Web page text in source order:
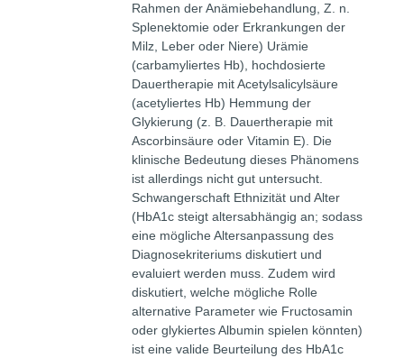
Rahmen der Anämiebehandlung, Z. n.
Splenektomie oder Erkrankungen der
Milz, Leber oder Niere) Urämie
(carbamyliertes Hb), hochdosierte
Dauertherapie mit Acetylsalicylsäure
(acetyliertes Hb) Hemmung der
Glykierung (z. B. Dauertherapie mit
Ascorbinsäure oder Vitamin E). Die
klinische Bedeutung dieses Phänomens
ist allerdings nicht gut untersucht.
Schwangerschaft Ethnizität und Alter
(HbA1c steigt altersabhängig an; sodass
eine mögliche Altersanpassung des
Diagnosekriteriums diskutiert und
evaluiert werden muss. Zudem wird
diskutiert, welche mögliche Rolle
alternative Parameter wie Fructosamin
oder glykiertes Albumin spielen könnten)
ist eine valide Beurteilung des HbA1c